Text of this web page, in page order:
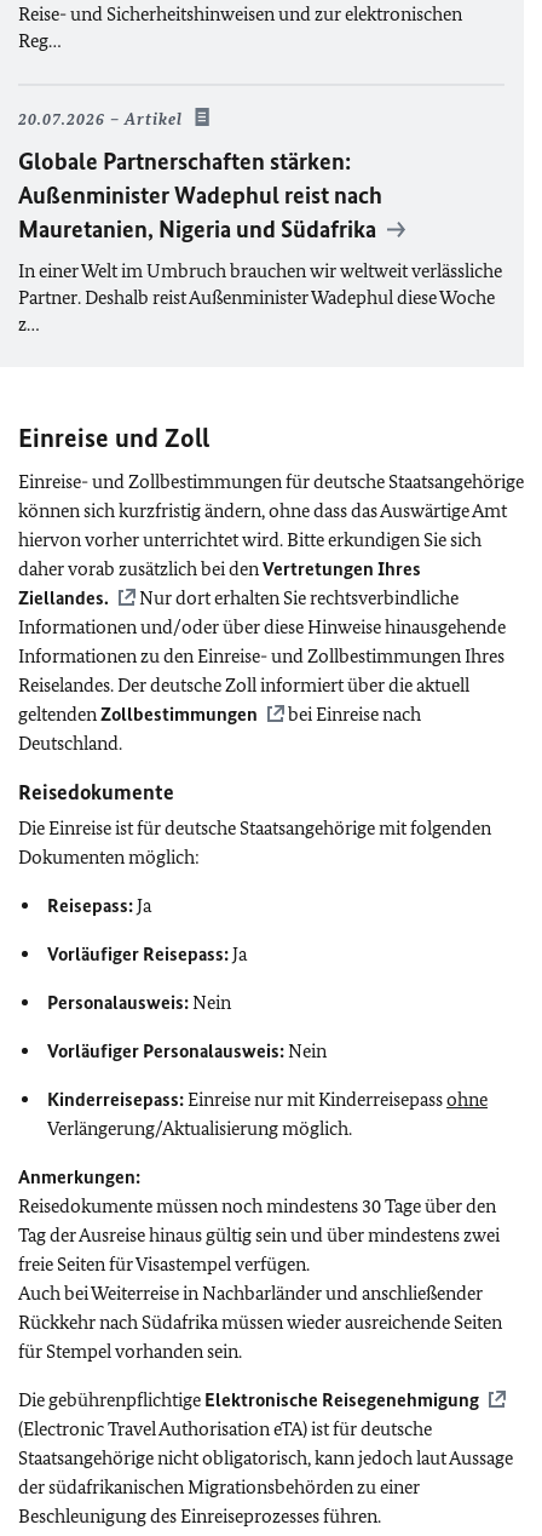
Reise- und Sicherheitshinweisen und zur elektronischen
Reg…
20.07.2026 Artikel
Globale Partnerschaften stärken:
Außenminister Wadephul reist nach
Mauretanien, Nigeria und Südafrika
In einer Welt im Umbruch brauchen wir weltweit verlässliche
Partner. Deshalb reist Außenminister Wadephul diese Woche
z…
Einreise und Zoll
Einreise- und Zollbestimmungen für deutsche Staatsangehörige
können sich kurzfristig ändern, ohne dass das Auswärtige Amt
hiervon vorher unterrichtet wird. Bitte erkundigen Sie sich
daher vorab zusätzlich bei denVertretungen Ihres
Ziellandes.
Nur dort erhalten Sie rechtsverbindliche
Informationen und/oder über diese Hinweise hinausgehende
Informationen zu den Einreise- und Zollbestimmungen Ihres
Reiselandes. Der deutsche Zoll informiert über die aktuell
geltendenZollbestimmungen
bei Einreise nach
Deutschland.
Reisedokumente
Die Einreise ist für deutsche Staatsangehörige mit folgenden
Dokumenten möglich:
Reisepass:Ja
Vorläufiger Reisepass:Ja
Personalausweis:Nein
Vorläufiger Personalausweis:Nein
Kinderreisepass:Einreise nur mit Kinderreisepassohne
Verlängerung/Aktualisierung möglich.
Anmerkungen:
Reisedokumente müssen noch mindestens 30 Tage über den
Tag der Ausreise hinaus gültig sein und über mindestens zwei
freie Seiten für Visastempel verfügen.
Auch bei Weiterreise in Nachbarländer und anschließender
Rückkehr nach Südafrika müssen wieder ausreichende Seiten
für Stempel vorhanden sein.
Die gebührenpflichtige Elektronische Reisegenehmigung
(Electronic Travel Authorisation eTA) ist für deutsche
Staatsangehörige nicht obligatorisch, kann jedoch laut Aussage
der südafrikanischen Migrationsbehörden zu einer
Beschleunigung des Einreiseprozesses führen.